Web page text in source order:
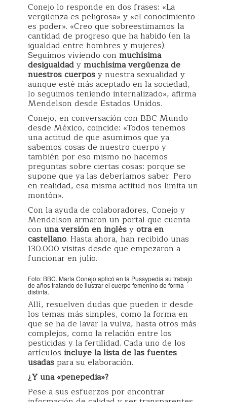
Conejo lo responde en dos frases: «La
vergüenza es peligrosa» y «el conocimiento
es poder». «Creo que sobreestimamos la
cantidad de progreso que ha habido (en la
igualdad entre hombres y mujeres).
Seguimos viviendo con muchísima
desigualdadymuchísima vergüenza de
nuestros cuerposy nuestra sexualidad y
aunque esté más aceptado en la sociedad,
lo seguimos teniendo internalizado», afirma
Mendelson desde Estados Unidos.
Conejo, en conversación con BBC Mundo
desde México, coincide: «Todos tenemos
una actitud de que asumimos que ya
sabemos cosas de nuestro cuerpo y
también por eso mismo no hacemos
preguntas sobre ciertas cosas: porque se
supone que ya las deberíamos saber. Pero
en realidad, esa misma actitud nos limita un
montón».
Con la ayuda de colaboradores, Conejo y
Mendelson armaron un portal que cuenta
con una versión en inglésyotra en
castellano. Hasta ahora, han recibido unas
130.000 visitas desde que empezaron a
funcionar en julio.
Foto: BBC. María Conejo aplicó en la Pussypedia su trabajo
de años tratando de ilustrar el cuerpo femenino de forma
distinta.
Allí, resuelven dudas que pueden ir desde
los temas más simples, como la forma en
que se ha de lavar la vulva, hasta otros más
complejos, como la relación entre los
pesticidas y la fertilidad. Cada uno de los
artículos incluye la lista de las fuentes
usadaspara su elaboración.
¿Y una «penepedia»?
Pese a sus esfuerzos por encontrar